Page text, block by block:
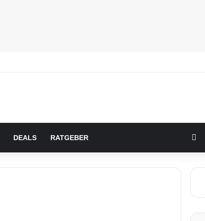
DEALS RATGEBER